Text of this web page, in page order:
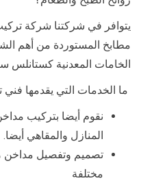
يتوافر في شركتنا شركة
مطابخ المستوردة من أهم
الخامات المعدنية كستانلس
ما الخدمات التي يقدمها
نقوم أيضا بتركيب
المنازل والمقاهي أيضا.
تصميم وتفصيل مداخن
مختلفة